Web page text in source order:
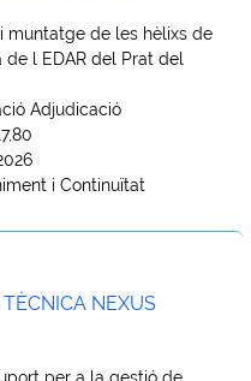
muntatge de les hèlixs de
l EDAR del Prat del
Adjudicació
i Continuïtat
NEXUS